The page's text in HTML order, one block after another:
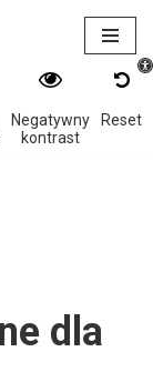
Negatywny
kontrast
Reset
dla